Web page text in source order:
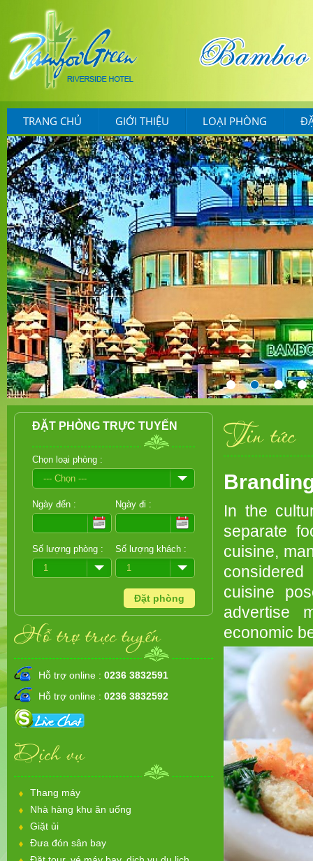
TRANG CHỦ GIỚI THIỆU LOẠI PHÒNG
ĐẶT PHÒNG TRỰC TUYẾN
Chọn loại phòng :
--- Chọn ---
Ngày đến :
Số lượng phòng :
1
Ngày đi :
Số lượng khách :
1
Hỗ trợ trực tuyến
Hỗ trợ online : 0236 3832591
Hỗ trợ online : 0236 3832592
Dịch vụ
Thang máy
Nhà hàng khu ăn uống
Giặt ủi
Đưa đón sân bay
Tin tức
In the
separate
cuisine,
cuisine
advertise
economic